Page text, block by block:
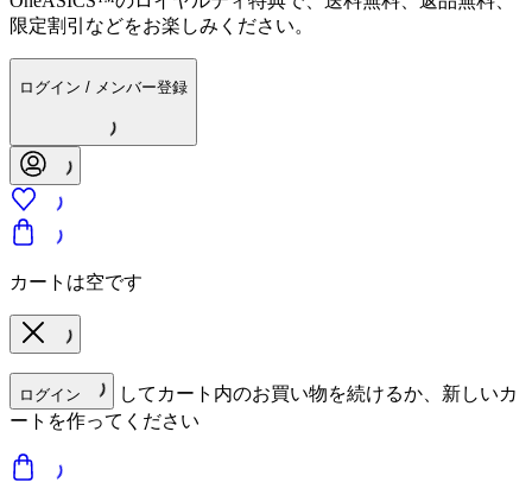
限定割引などをお楽しみください。
ログイン / メンバー登録
カートは空です
ログイン
してカート内のお買い物を続けるか、新しいカ
ートを作ってください